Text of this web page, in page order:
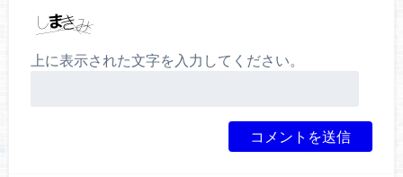
上に表示された文字を入力してください。